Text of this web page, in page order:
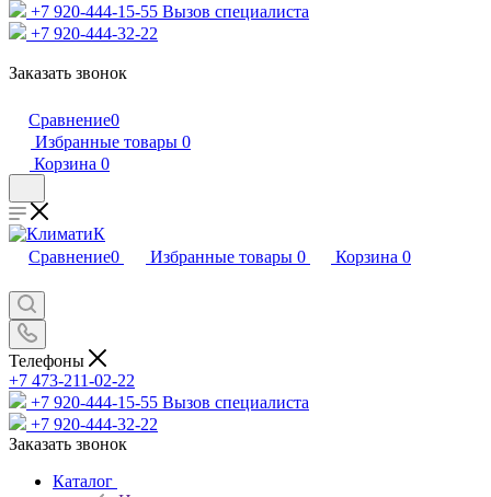
+7 920-444-15-55 Вызов специалиста
+7 920-444-32-22
Заказать звонок
Сравнение0
Избранные товары 0
Корзина 0
Сравнение0 Избранные товары 0 Корзина 0
Телефоны
+7 473-211-02-22
+7 920-444-15-55 Вызов специалиста
+7 920-444-32-22
Заказать звонок
Каталог